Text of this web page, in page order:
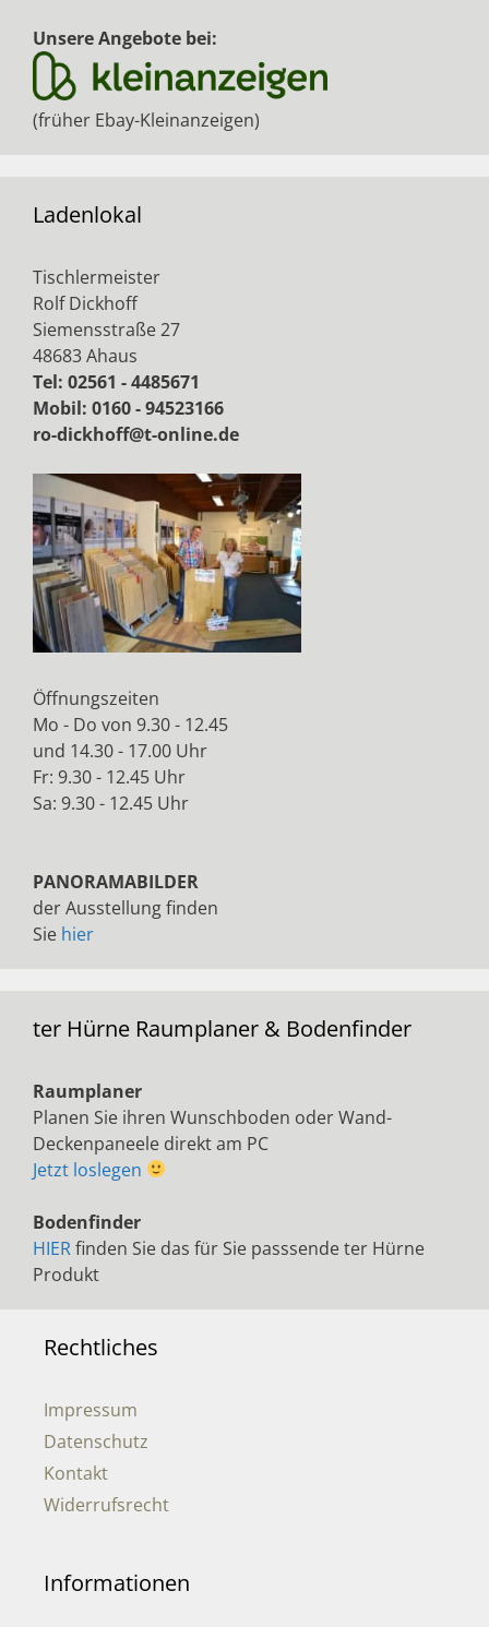
Unsere Angebote bei:
(früher Ebay-Kleinanzeigen)
Ladenlokal
Tischlermeister
Rolf Dickhoff
Siemensstraße 27
48683 Ahaus
Tel: 02561 - 4485671
Mobil: 0160 - 94523166
ro-dickhoff@t-online.de
Öffnungszeiten
Mo - Do von 9.30 - 12.45
und 14.30 - 17.00 Uhr
Fr: 9.30 - 12.45 Uhr
Sa: 9.30 - 12.45 Uhr
PANORAMABILDER
der Ausstellung finden
Sie hier
ter Hürne Raumplaner & Bodenfinder
Raumplaner
Planen Sie ihren Wunschboden oder Wand-
Deckenpaneele direkt am PC
Jetzt loslegen
Bodenfinder
HIERfinden Sie das für Sie passsende ter Hürne
Produkt
Rechtliches
Impressum
Datenschutz
Kontakt
Widerrufsrecht
Informationen